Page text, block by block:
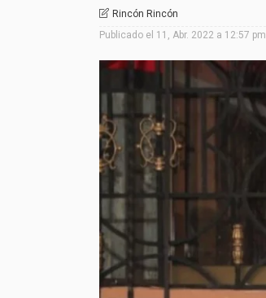
Rincón Rincón
Publicado el 11, Abr. 2022 a 12:57 pm